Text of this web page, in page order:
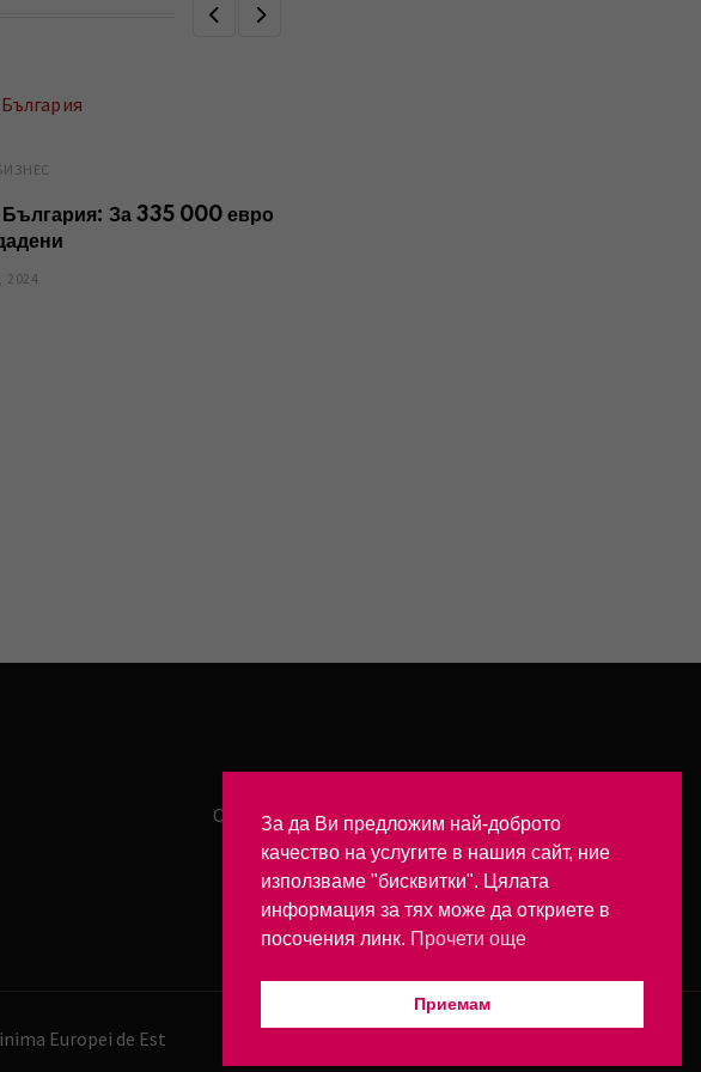
За 335 000 евро
2024
ОБЩИ УСЛОВИЯ
Europei de Est
За да Ви предложим най-доброто
качество на услугите в нашия сайт, ние
използваме "бисквитки". Цялата
информация за тях може да откриете в
посочения линк. Прочети още
Приемам